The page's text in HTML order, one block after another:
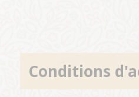
Conditions